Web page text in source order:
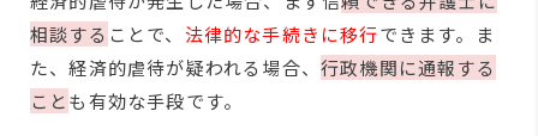
相談する ことで、 法律的な手続きに移行できます。ま
た、経済的虐待が疑われる場合、 行政機関に通報する
ことも有効な手段です。